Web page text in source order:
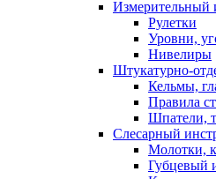
Измерительный
Рулетки
Уровни,
Нивелиры
Штукатурно-
Кельмы,
Правила
Шпатели,
Слесарный
Молотки,
Губцевый